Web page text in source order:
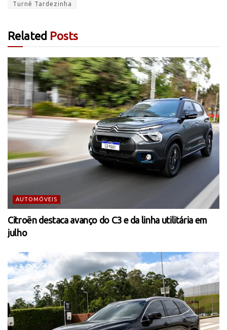
Turnê Tardezinha
Related Posts
AUTOMÓVEIS
Citroën destaca avanço do C3 e da linha utilitária em
julho